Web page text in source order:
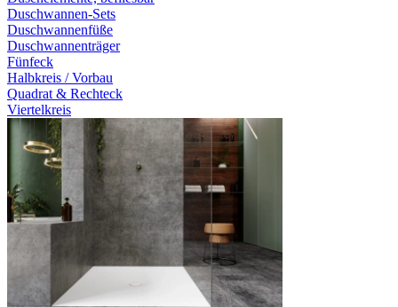
Duschwannen-Sets
Duschwannenfüße
Duschwannenträger
Fünfeck
Halbkreis / Vorbau
Quadrat & Rechteck
Viertelkreis